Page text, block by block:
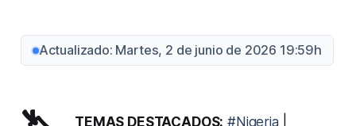
Actualizado: Martes, 2 de junio de 2026 19:59h
TEMAS DESTACADOS: #Nigeria|